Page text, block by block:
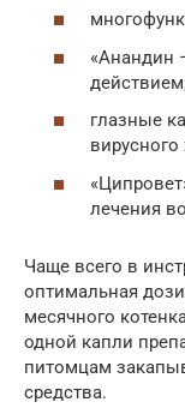
«Анандин
глазные
вирусного
лечения
Чаще всего в
оптимальная
месячного
одной капли
питомцам
средства.